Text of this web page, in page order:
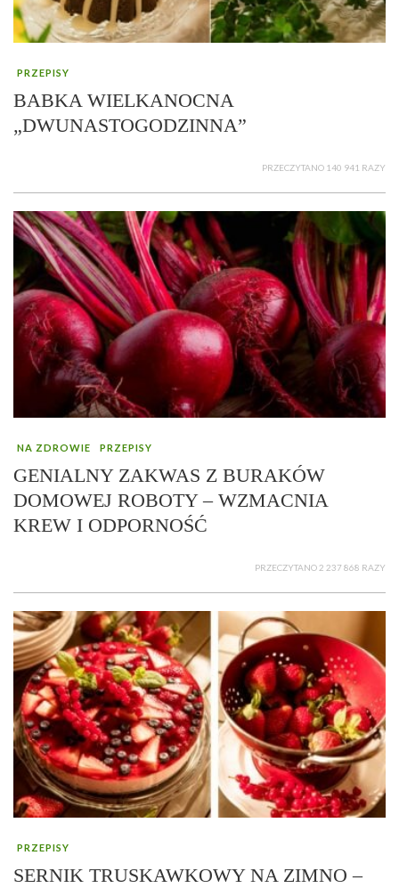
PRZEPISY
BABKA WIELKANOCNA
„DWUNASTOGODZINNA”
PRZECZYTANO 140 941 RAZY
NA ZDROWIE PRZEPISY
GENIALNY ZAKWAS Z BURAKÓW
DOMOWEJ ROBOTY – WZMACNIA
KREW I ODPORNOŚĆ
PRZECZYTANO 2 237 868 RAZY
PRZEPISY
SERNIK TRUSKAWKOWY NA ZIMNO –